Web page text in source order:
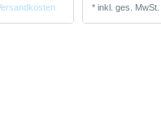
*inkl. ges. MwSt.